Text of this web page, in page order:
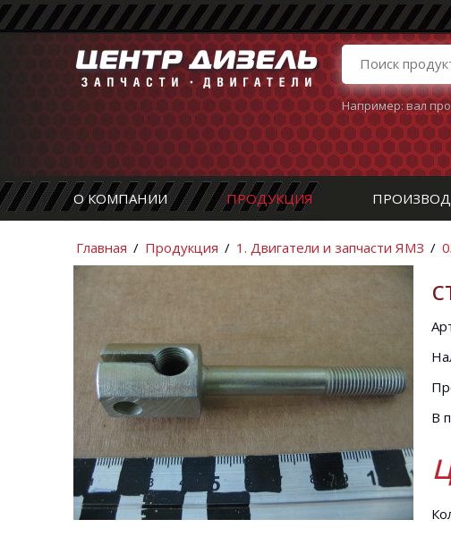
Например:вал
О КОМПАНИИ ПРОДУКЦИЯ
Главная / Продукция / 1. Двигатели и запчасти ЯМЗ /
В